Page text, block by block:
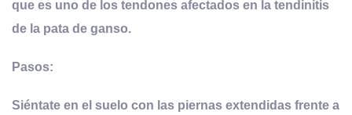
que es uno de los tendones afectados en la tendinitis
de la pata de ganso.
Pasos:
Siéntate en el suelo con las piernas extendidas frente a